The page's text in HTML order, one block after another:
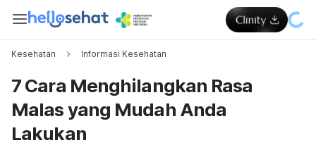
Kesehatan Informasi Kesehatan
7 Cara Menghilangkan Rasa
Malas yang Mudah Anda
Lakukan